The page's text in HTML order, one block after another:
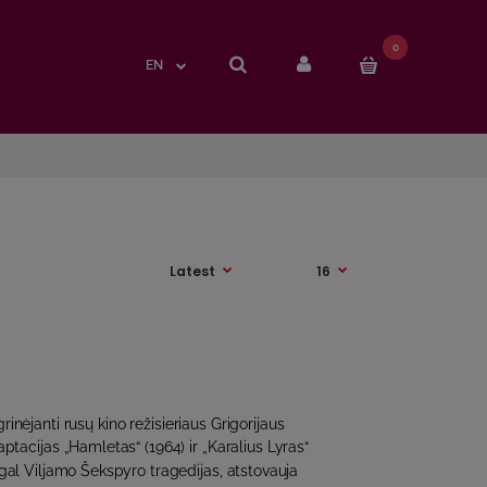
EN
0
EN
0
rusų kino režisieriaus Grigorijaus
„Hamletas“ (1964) ir „Karalius Lyras“
Viljamo Šekspyro tragedijas, atstovauja